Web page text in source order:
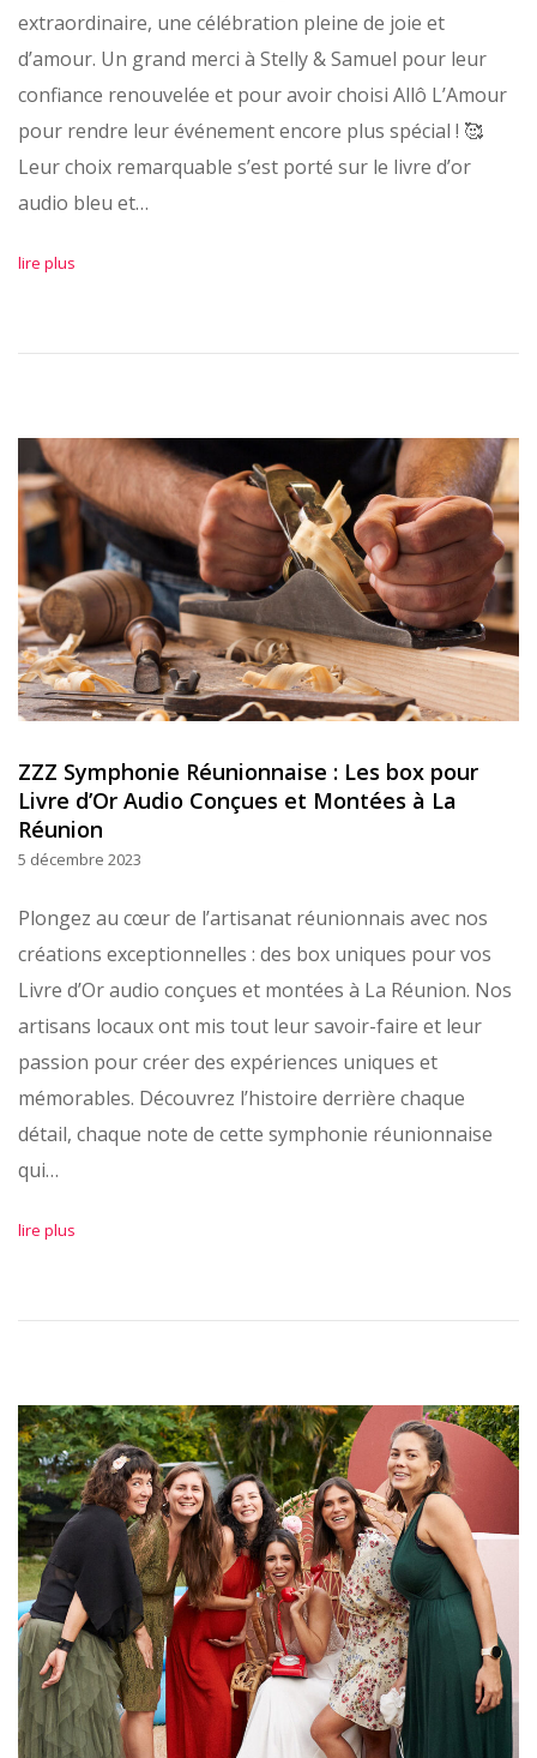
extraordinaire, une célébration pleine de joie et
d’amour. Un grand merci à Stelly & Samuel pour leur
confiance renouvelée et pour avoir choisi Allô L’Amour
pour rendre leur événement encore plus spécial ! 🥰
Leur choix remarquable s’est porté sur le livre d’or
audio bleu et…
lire plus
ZZZ Symphonie Réunionnaise : Les box pour
Livre d’Or Audio Conçues et Montées à La
Réunion
5 décembre 2023
Plongez au cœur de l’artisanat réunionnais avec nos
créations exceptionnelles : des box uniques pour vos
Livre d’Or audio conçues et montées à La Réunion. Nos
artisans locaux ont mis tout leur savoir-faire et leur
passion pour créer des expériences uniques et
mémorables. Découvrez l’histoire derrière chaque
détail, chaque note de cette symphonie réunionnaise
qui…
lire plus